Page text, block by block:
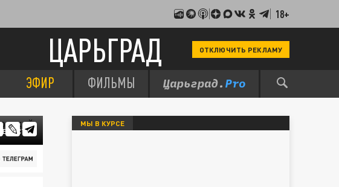
18+
ЦАРЬГРАД ОТКЛЮЧИТЬ РЕКЛАМУ
ЭФИР ФИЛЬМЫ
МЫ В КУРСЕ